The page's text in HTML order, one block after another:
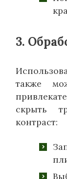
3.
также
скрыть
контраст: